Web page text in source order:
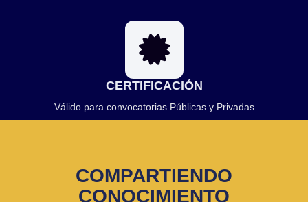
CERTIFICACIÓN
Válido para convocatorias Públicas y Privadas
COMPARTIENDO
CONOCIMIENTO